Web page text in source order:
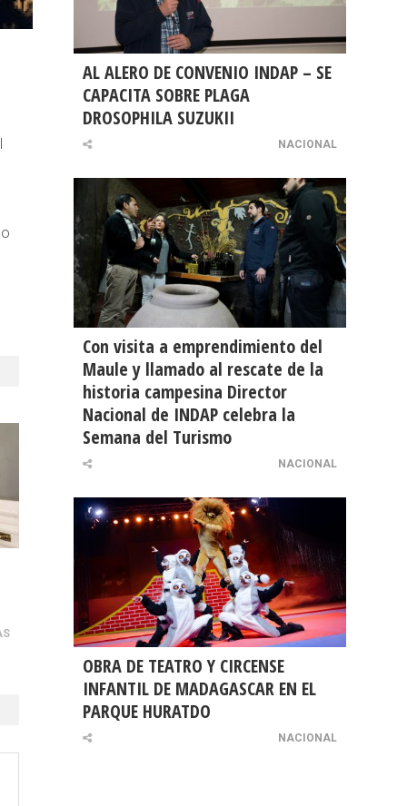
AL ALERO DE CONVENIO INDAP – SE
CAPACITA SOBRE PLAGA
DROSOPHILA SUZUKII
NACIONAL
Con visita a emprendimiento del
Maule y llamado al rescate de la
historia campesina Director
Nacional de INDAP celebra la
Semana del Turismo
NACIONAL
OBRA DE TEATRO Y CIRCENSE
INFANTIL DE MADAGASCAR EN EL
PARQUE HURATDO
NACIONAL